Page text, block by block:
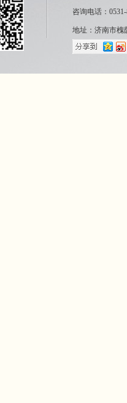
咨询电话：
地址：济南市槐